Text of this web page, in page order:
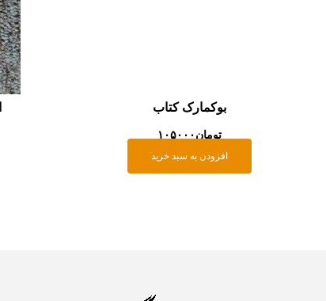
بوکمارک کتاب
تومان۱۰۵۰۰۰
افزودن به سبد خرید